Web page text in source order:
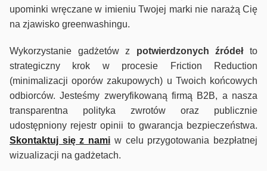
upominki wręczane w imieniu Twojej marki nie narażą Cię
na zjawisko greenwashingu.
Wykorzystanie gadżetów z potwierdzonych źródełto
strategiczny krok w procesie Friction Reduction
(minimalizacji oporów zakupowych) u Twoich końcowych
odbiorców. Jesteśmy zweryfikowaną firmą B2B, a nasza
transparentna polityka zwrotów oraz publicznie
udostępniony rejestr opinii to gwarancja bezpieczeństwa.
Skontaktuj się z nami w celu przygotowania bezpłatnej
wizualizacji na gadżetach.